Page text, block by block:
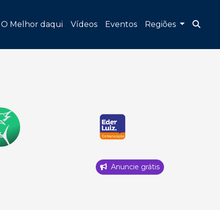
O Melhor daqui Vídeos Eventos Regiões
Anuncie grátis